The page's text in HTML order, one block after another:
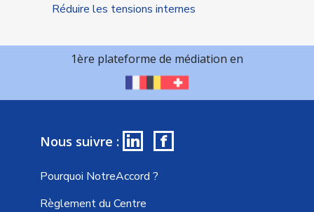
Réduire les tensions internes
1ère plateforme de médiation en
Nous suivre : in f
Pourquoi NotreAccord ?
Règlement du Centre